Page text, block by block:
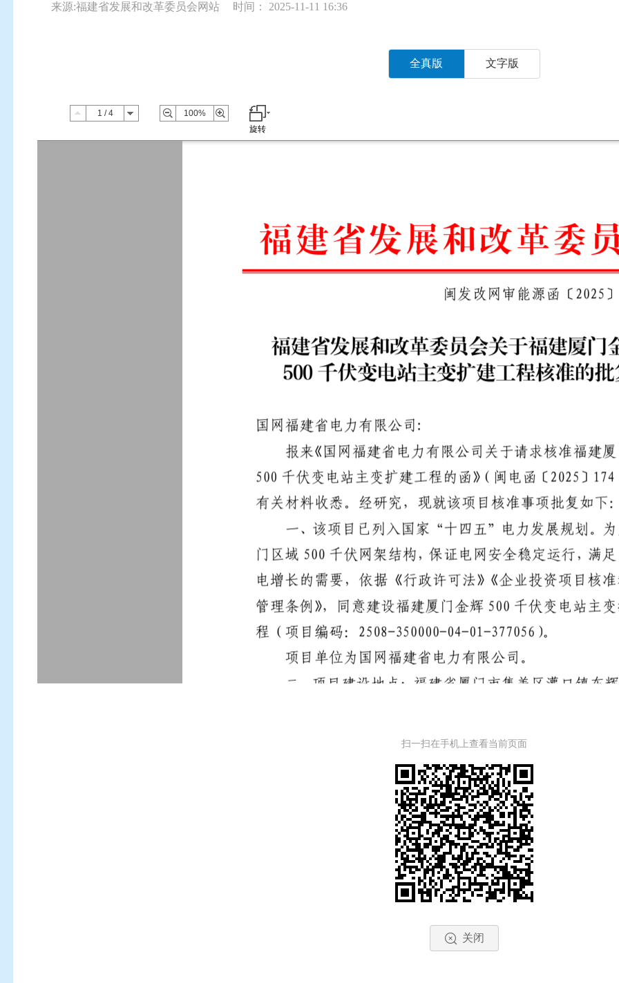
来源:福建省发展和改革委员会网站 时间： 2025-11-11 16:36
全真版 文字版
扫一扫在手机上查看当前页面
关闭